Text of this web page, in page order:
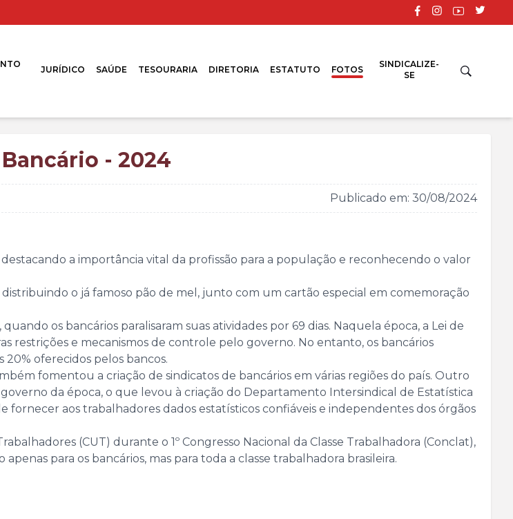
JURÍDICO SAÚDE TESOURARIA DIRETORIA ESTATUTO FOTOS
SINDICALIZE-
SE
- 2024
Publicado em: 30/08/2024
a importância vital da profissão para a população e reconhecendo o valor
o já famoso pão de mel, junto com um cartão especial em comemoração
os bancários paralisaram suas atividades por 69 dias. Naquela época, a Lei de
restrições e mecanismos de controle pelo governo. No entanto, os bancários
oferecidos pelos bancos.
fomentou a criação de sindicatos de bancários em várias regiões do país. Outro
da época, o que levou à criação do Departamento Intersindical de Estatística
fornecer aos trabalhadores dados estatísticos confiáveis e independentes dos órgãos
(CUT) durante o 1º Congresso Nacional da Classe Trabalhadora (Conclat),
para os bancários, mas para toda a classe trabalhadora brasileira.